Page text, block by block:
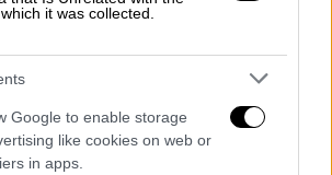
it was collected.
Google to enable storage
like cookies on web or
in apps.
διαδηλώσεις και τις
προκλήθηκαν, ο κ.
«Υπάρχουν κόμματα
που προσπαθούν να
στις πλάτες πονεμένων
αποκρουστικό και όσο